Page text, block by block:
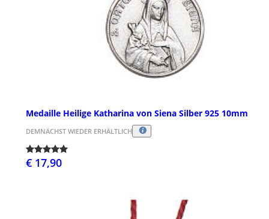
Medaille Heilige Katharina von Siena Silber 925 10mm
DEMNÄCHST WIEDER ERHÄLTLICH
€ 17,90